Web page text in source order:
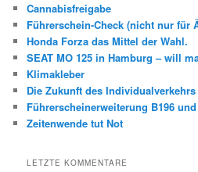
Cannabisfreigabe
Führerschein-Check (nicht nur für
Honda Forza das Mittel der Wahl.
SEAT MO 125 in Hamburg – will
Klimakleber
Die Zukunft des Individualverkehrs
Führerscheinerweiterung B196
Zeitenwende tut Not
LETZTE KOMMENTARE